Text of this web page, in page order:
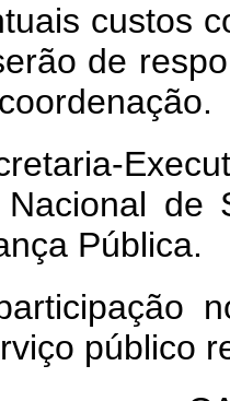
custos
de
de
Pública.
público